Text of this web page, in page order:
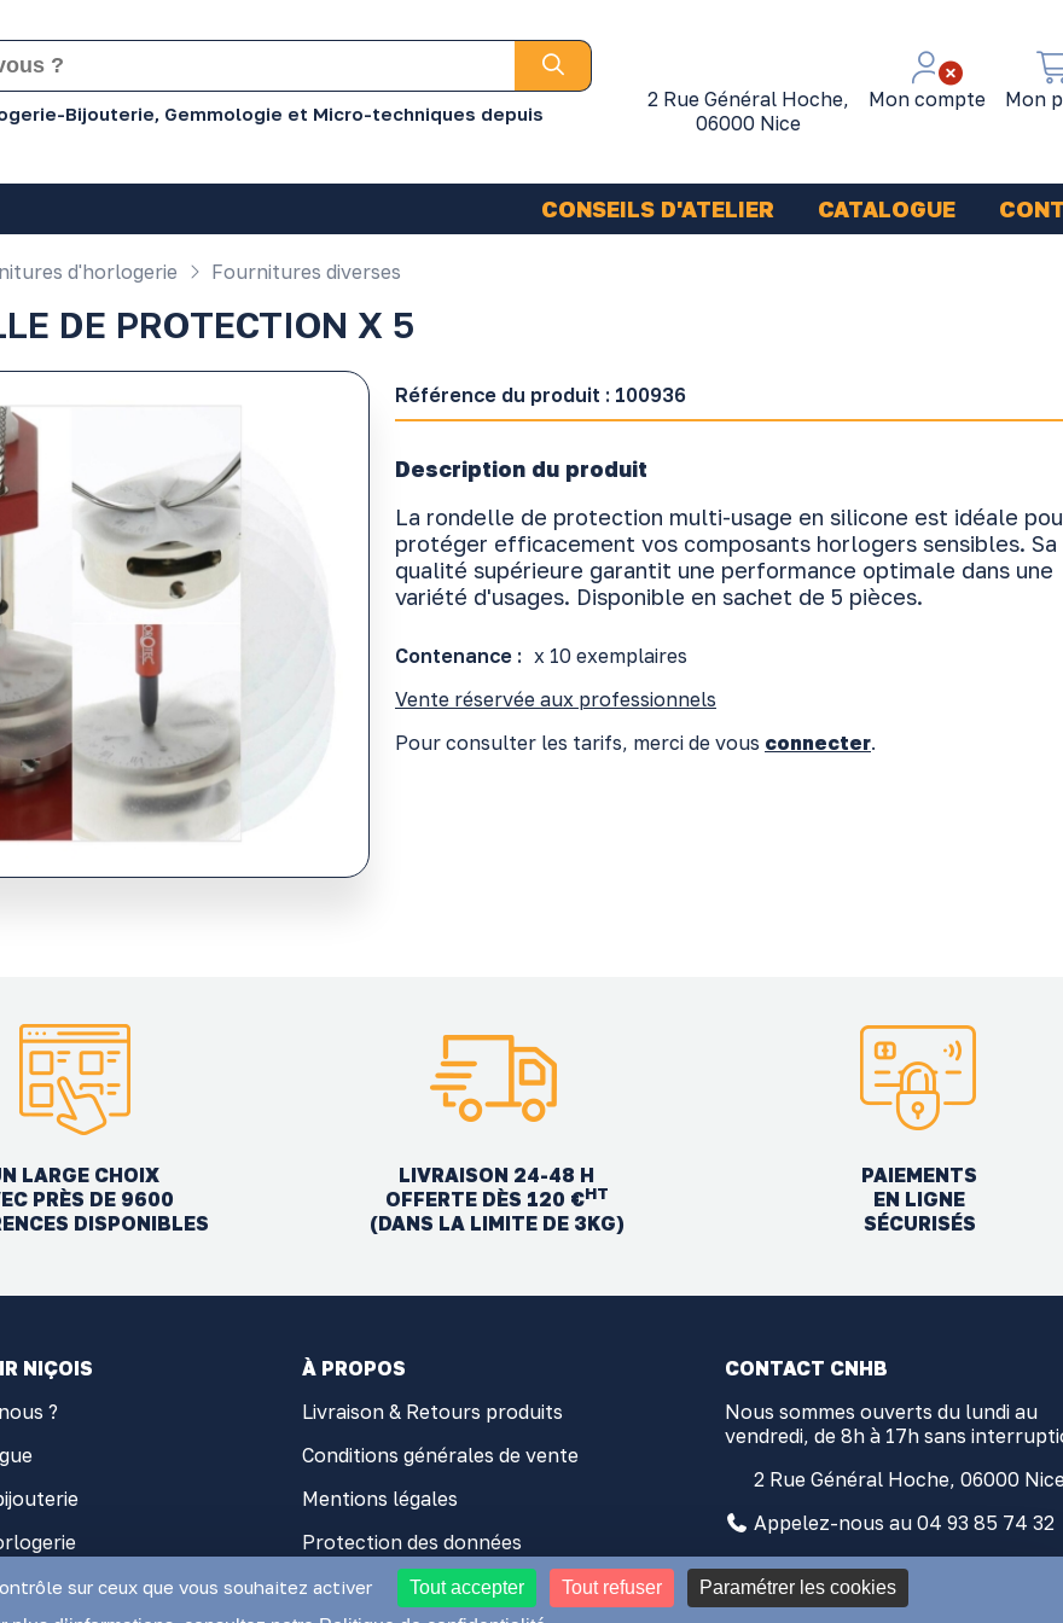
Bijouterie, Gemmologie et Micro-techniques depuis
2 Rue Général Hoche,
06000 Nice
Mon compte Mon
CONSEILS D'ATELIER CATALOGUE
d'horlogerie Fournitures diverses
DE PROTECTION X 5
Référence du produit : 100936
Description du produit
La rondelle de protection multi-usage en silicone est idéale
protéger efficacement vos composants horlogers sensibles. Sa
qualité supérieure garantit une performance optimale dans une
variété d'usages. Disponible en sachet de 5 pièces.
Contenance : x 10 exemplaires
Vente réservée aux professionnels
Pour consulter les tarifs, merci de vous connecter.
LARGE CHOIX
PRÈS DE 9600
DISPONIBLES
LIVRAISON 24-48 H
OFFERTE DÈS 120 €HT
(DANS LA LIMITE DE 3KG)
PAIEMENTS
EN LIGNE
SÉCURISÉS
NIÇOIS
?
À PROPOS
Livraison & Retours produits
Conditions générales de vente
Mentions légales
Protection des données
Cookies
CONTACT CNHB
Nous sommes ouverts du lundi au
vendredi, de 8h à 17h sans
2 Rue Général Hoche, 06000
Appelez-nous au 04 93 85 74 32
contact@comptoir-nicois.com
sur ceux que vous souhaitez activer Tout accepter Tout refuser
Paramétrer les cookies